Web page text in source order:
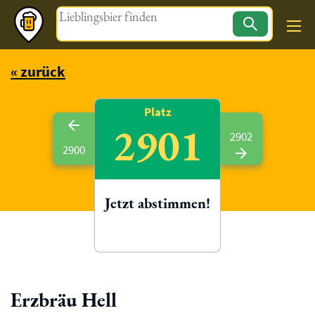
Magazin
« zurück
Erzbräu Hell
2900
Platz
2901
Jetzt abstimmen!
2902